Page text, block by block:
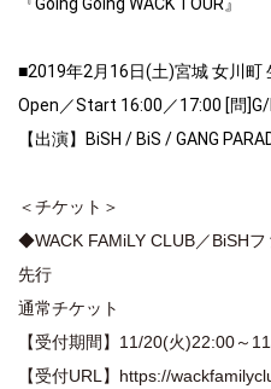
■2019年2月16日(土)宮城 女川町
Open／Start 16:00／17:00 [問
【出演】BiSH / BiS / GANG
＜チケット＞
◆WACK FAMiLY CLUB／BiSH
先行
通常チケット
【受付期間】11/20(火)22:00～
【受付URL】 https://